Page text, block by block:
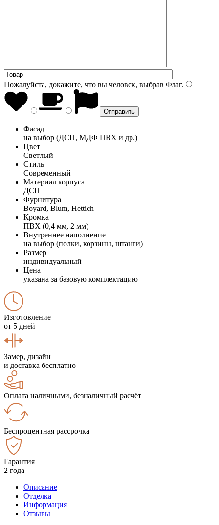
Пожалуйста, докажите, что вы человек, выбрав Флаг.
Фасад
на выбор (ДСП, МДФ ПВХ и др.)
Цвет
Светлый
Стиль
Современный
Материал корпуса
ДСП
Фурнитура
Boyard, Blum, Hettich
Кромка
ПВХ (0,4 мм, 2 мм)
Внутреннее наполнение
на выбор (полки, корзины, штанги)
Размер
индивидуальный
Цена
указана за базовую комплектацию
Изготовление
от 5 дней
Замер, дизайн
и доставка бесплатно
Оплата наличными, безналичный расчёт
Беспроцентная рассрочка
Гарантия
2 года
Описание
Отделка
Информация
Отзывы